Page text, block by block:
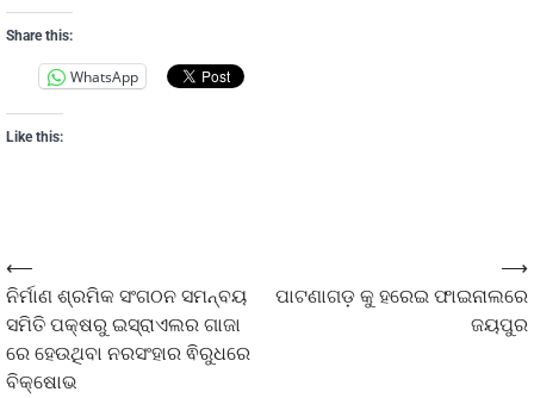
Share this:
WhatsApp
Like this:
⟵
ନିର୍ମାଣ ଶ୍ରମିକ ସଂଗଠନ ସମନ୍ବୟ
ସମିତି ପକ୍ଷରୁ ଇସ୍ରାଏଲର ଗାଜା
ରେ ହେଉଥିବା ନରସଂହାର ଵିରୁଧରେ
ବିକ୍ଷୋଭ
ପାଟଣାଗଡ଼ କୁ ହରେଇ ଫାଇନାଲରେ
ଜୟପୁର
⟶